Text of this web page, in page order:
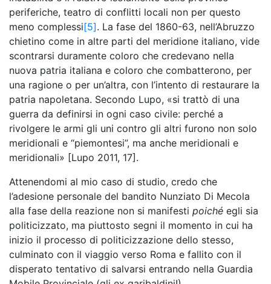
periferiche, teatro di conflitti locali non per questo
meno complessi[5]. La fase del 1860-63, nell’Abruzzo
chietino come in altre parti del meridione italiano, vide
scontrarsi duramente coloro che credevano nella
nuova patria italiana e coloro che combatterono, per
una ragione o per un’altra, con l’intento di restaurare la
patria napoletana. Secondo Lupo, «si trattò di una
guerra da definirsi in ogni caso civile: perché a
rivolgere le armi gli uni contro gli altri furono non solo
meridionali e “piemontesi”, ma anche meridionali e
meridionali» [Lupo 2011, 17].
Attenendomi al mio caso di studio, credo che
l’adesione personale del bandito Nunziato Di Mecola
alla fase della reazione non si manifesti poiché egli sia
politicizzato, ma piuttosto segni il momento in cui ha
inizio il processo di politicizzazione dello stesso,
culminato con il viaggio verso Roma e fallito con il
disperato tentativo di salvarsi entrando nella Guardia